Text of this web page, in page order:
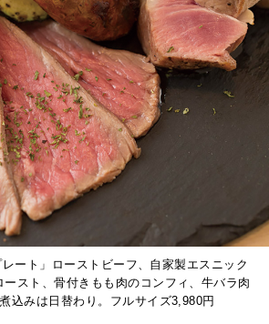
レート」ローストビーフ、自家製エスニック
ースト、骨付きもも肉のコンフィ、牛バラ肉
込みは日替わり。フルサイズ3,980円